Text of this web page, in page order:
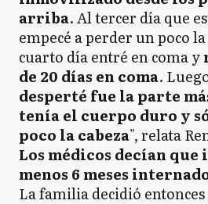
arriba. Al tercer día que
empecé a perder un poco
cuarto día entré en coma y
de 20 días en coma.
desperté fue la parte
tenía el cuerpo duro y
poco la cabeza", relata
Los médicos decían que
menos 6 meses
La familia decidió